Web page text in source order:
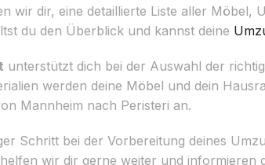
wir dir, eine detaillierte Liste aller Möbel,
du den Überblick und kannst deine
unterstützt dich bei der Auswahl der
werden deine Möbel und dein
Mannheim nach Peristeri an.
Schritt bei der Vorbereitung deines
wir dir gerne weiter und informieren